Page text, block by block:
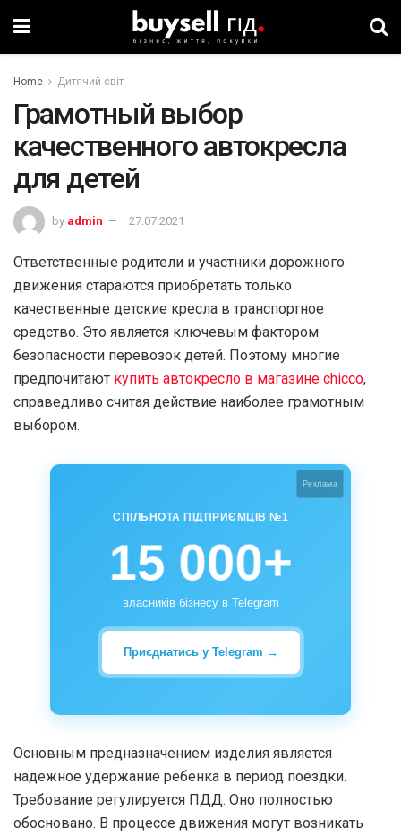
Home Дитячий світ
Грамотный выбор
качественного автокресла
для детей
by admin 27.07.2021
Ответственные родители и участники дорожного
движения стараются приобретать только
качественные детские кресла в транспортное
средство. Это является ключевым фактором
безопасности перевозок детей. Поэтому многие
предпочитают купить автокресло в магазине chicco,
справедливо считая действие наиболее грамотным
выбором.
Реклама
СПІЛЬНОТА ПІДПРИЄМЦІВ №1
15 000+
власників бізнесу в Telegram
Приєднатись у Telegram →
Основным предназначением изделия является
надежное удержание ребенка в период поездки.
Требование регулируется ПДД. Оно полностью
обосновано. В процессе движения могут возникать